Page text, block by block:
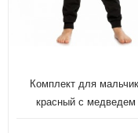
Комплект для
красный с медведем